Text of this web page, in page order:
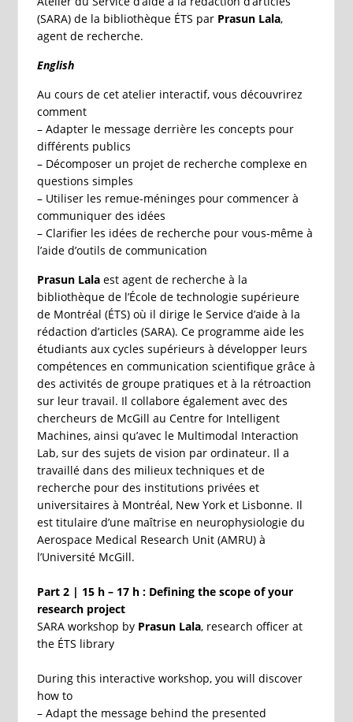
(SARA) de la bibliothèque ÉTS par Prasun Lala,
agent de recherche.
English
Au cours de cet atelier interactif, vous découvrirez
comment
– Adapter le message derrière les concepts pour
différents publics
– Décomposer un projet de recherche complexe en
questions simples
– Utiliser les remue-méninges pour commencer à
communiquer des idées
– Clarifier les idées de recherche pour vous-même à
l’aide d’outils de communication
Prasun Lalaest agent de recherche à la
bibliothèque de l’École de technologie supérieure
de Montréal (ÉTS) où il dirige le Service d’aide à la
rédaction d’articles (SARA). Ce programme aide les
étudiants aux cycles supérieurs à développer leurs
compétences en communication scientifique grâce à
des activités de groupe pratiques et à la rétroaction
sur leur travail. Il collabore également avec des
chercheurs de McGill au Centre for Intelligent
Machines, ainsi qu’avec le Multimodal Interaction
Lab, sur des sujets de vision par ordinateur. Il a
travaillé dans des milieux techniques et de
recherche pour des institutions privées et
universitaires à Montréal, New York et Lisbonne. Il
est titulaire d’une maîtrise en neurophysiologie du
Aerospace Medical Research Unit (AMRU) à
l’Université McGill.
Part 2 | 15 h – 17 h : Defining the scope of your
research project
SARA workshop by Prasun Lala, research officer at
the ÉTS library
During this interactive workshop, you will discover
how to
– Adapt the message behind the presented